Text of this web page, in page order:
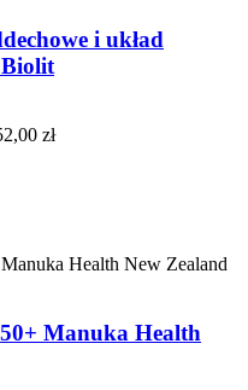
i układ
Biolit
zł
Manuka Health